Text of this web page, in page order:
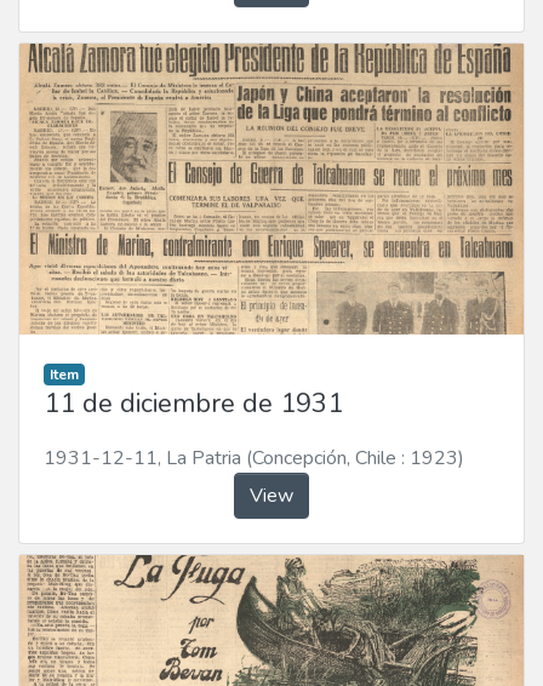
Item
11 de diciembre de 1931
1931-12-11, La Patria (Concepción, Chile : 1923)
View